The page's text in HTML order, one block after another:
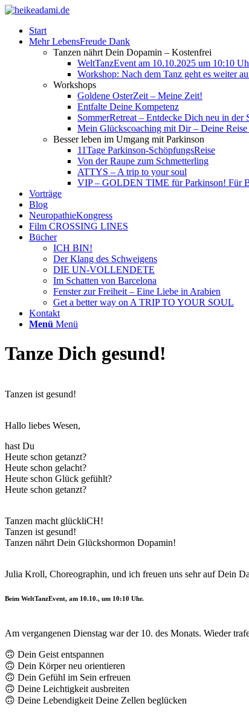
Start
Mehr LebensFreude Dank
Tanzen nährt Dein Dopamin – Kostenfrei
WeltTanzEvent am 10.10.2025 um 10:10
Workshop: Nach dem Tanz geht es weiter
Workshops
Goldene OsterZeit – Meine Zeit!
Entfalte Deine Kompetenz
SommerRetreat – Entdecke Dich neu in der
Mein Glückscoaching mit Dir – Deine
Besser leben im Umgang mit Parkinson
11Tage Parkinson-SchöpfungsReise
Von der Raupe zum Schmetterling
ATTYS – A trip to your soul
VIP – GOLDEN TIME für Parkinson! Für
Vorträge
Blog
NeuropathieKongress
Film CROSSING LINES
Bücher
ICH BIN!
Der Klang des Schweigens
DIE UN-VOLLENDETE
Im Schatten von Barcelona
Fenster zur Freiheit – Eine Liebe in Arabien
Get a better way on A TRIP TO YOUR SOUL
Kontakt
Menü Menü
Tanze Dich gesund!
Tanzen ist gesund!
Hallo liebes Wesen,
hast Du
Heute schon getanzt?
Heute schon gelacht?
Heute schon Glück gefühlt?
Heute schon getanzt?
Tanzen macht glückliCH!
Tanzen ist gesund!
Tanzen nährt Dein Glückshormon Dopamin!
Julia Kroll, Choreographin, und ich freuen uns sehr auf Dein
Beim WeltTanzEvent, am 10.10., um 10:10 Uhr.
Am vergangenen Dienstag war der 10. des Monats. Wieder
🙃 Dein Geist entspannen
🙃 Dein Körper neu orientieren
🙃 Dein Gefühl im Sein erfreuen
🙃 Deine Leichtigkeit ausbreiten
🙃 Deine Lebendigkeit Deine Zellen beglücken